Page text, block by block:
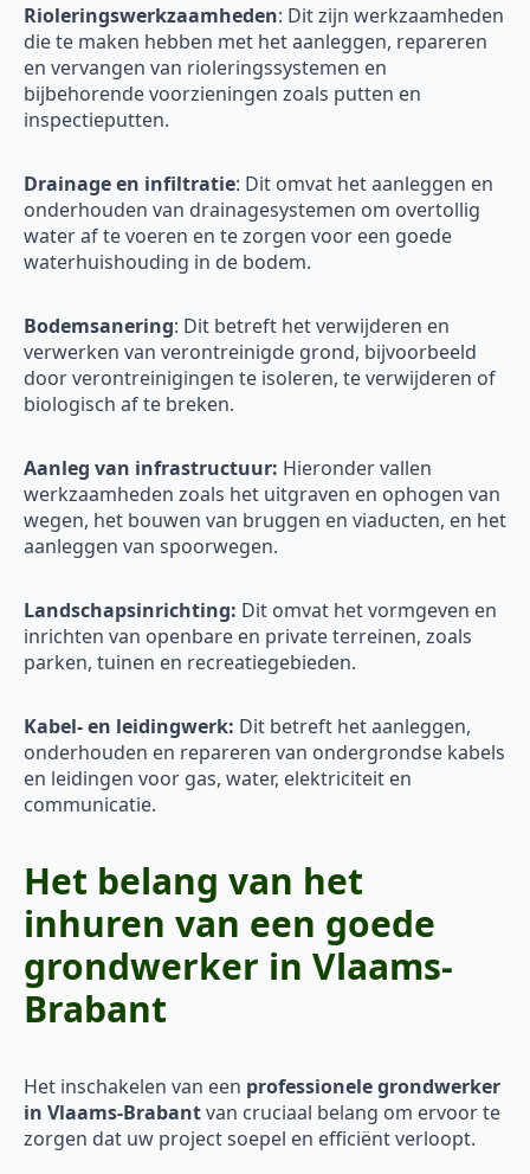
Rioleringswerkzaamheden: Dit zijn werkzaamheden
die te maken hebben met het aanleggen, repareren
en vervangen van rioleringssystemen en
bijbehorende voorzieningen zoals putten en
inspectieputten.
Drainage en infiltratie: Dit omvat het aanleggen en
onderhouden van drainagesystemen om overtollig
water af te voeren en te zorgen voor een goede
waterhuishouding in de bodem.
Bodemsanering: Dit betreft het verwijderen en
verwerken van verontreinigde grond, bijvoorbeeld
door verontreinigingen te isoleren, te verwijderen of
biologisch af te breken.
Aanleg van infrastructuur: Hieronder vallen
werkzaamheden zoals het uitgraven en ophogen van
wegen, het bouwen van bruggen en viaducten, en het
aanleggen van spoorwegen.
Landschapsinrichting: Dit omvat het vormgeven en
inrichten van openbare en private terreinen, zoals
parken, tuinen en recreatiegebieden.
Kabel- en leidingwerk: Dit betreft het aanleggen,
onderhouden en repareren van ondergrondse kabels
en leidingen voor gas, water, elektriciteit en
communicatie.
Het belang van het
inhuren van een goede
grondwerker in Vlaams-
Brabant
Het inschakelen van een professionele grondwerker
in Vlaams-Brabantvan cruciaal belang om ervoor te
zorgen dat uw project soepel en efficiënt verloopt.